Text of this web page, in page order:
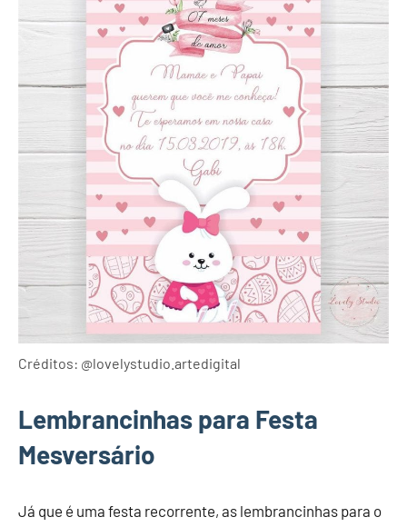
Créditos: @lovelystudio.artedigital
Lembrancinhas para Festa
Mesversário
Já que é uma festa recorrente, as lembrancinhas para o